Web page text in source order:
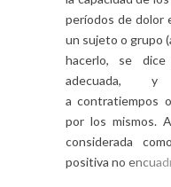
períodos de dolor
un sujeto o grupo
hacerlo, se
adecuada, y
a contratiempos
por los mismos.
considerada
positiva no